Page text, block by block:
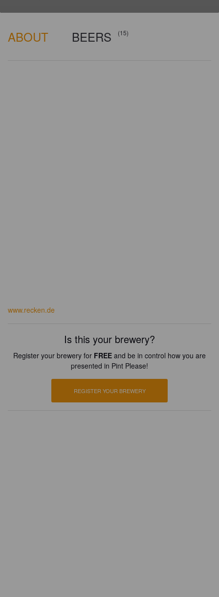
ABOUT BEERS (15)
www.recken.de
Is this your brewery?
Register your brewery for FREE and be in control how you are
presented in Pint Please!
REGISTER YOUR BREWERY